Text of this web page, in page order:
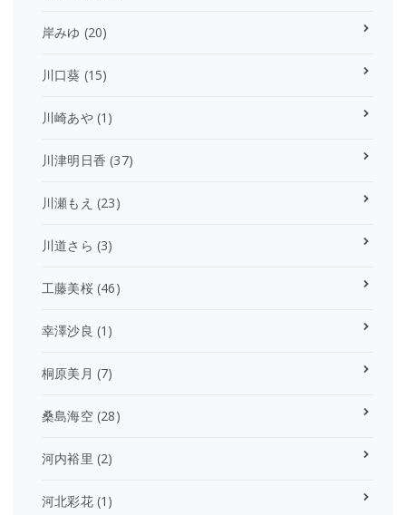
岸みゆ (20)
川口葵 (15)
川崎あや(1)
川津明日香 (37)
川瀬もえ (23)
川道さら (3)
工藤美桜(46)
幸澤沙良 (1)
桐原美月 (7)
桑島海空(28)
河内裕里 (2)
河北彩花(1)